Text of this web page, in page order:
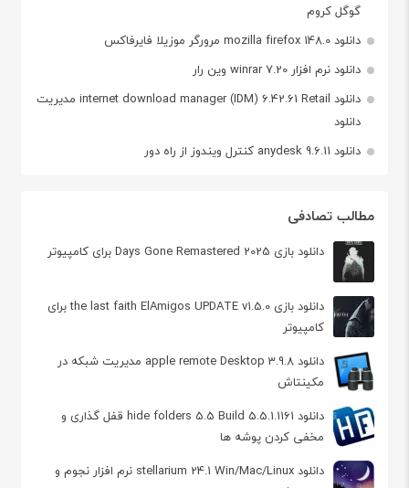
گوگل کروم
دانلود mozilla firefox 148.0 مرورگر موزیلا فایرفاکس
دانلود نرم افزار winrar 7.20 وین رار
دانلود internet download manager (IDM) 6.42.61 Retail مدیریت
دانلود
دانلود anydesk 9.6.11 کنترل ویندوز از راه دور
مطالب تصادفی
دانلود بازی 2025 Days Gone Remastered برای کامپیوتر
دانلود بازی the last faith ElAmigos UPDATE v1.5.0 برای
کامپیوتر
دانلود apple remote Desktop 3.9.8 مدیریت شبکه در
مکینتاش
دانلود hide folders 5.5 Build 5.5.1.1161 قفل گذاری و
مخفی کردن پوشه ها
دانلود stellarium 24.1 Win/Mac/Linux نرم افزار نجوم و